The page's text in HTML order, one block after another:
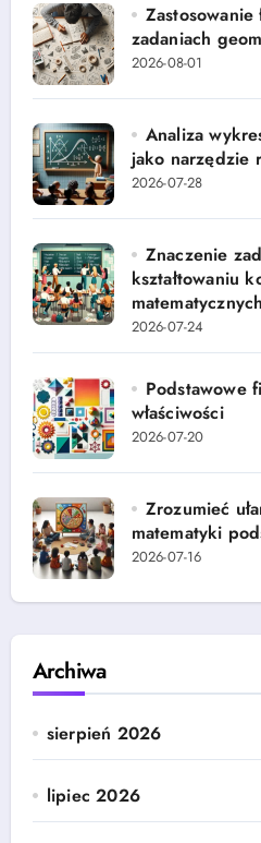
zadaniach
2026-08-01
Analiza
jako narzędzie
2026-07-28
Znaczenie
kształtowaniu
2026-07-24
Podstawowe
właściwości
2026-07-20
Zrozumieć
matematyki
2026-07-16
Archiwa
sierpień 2026
lipiec 2026